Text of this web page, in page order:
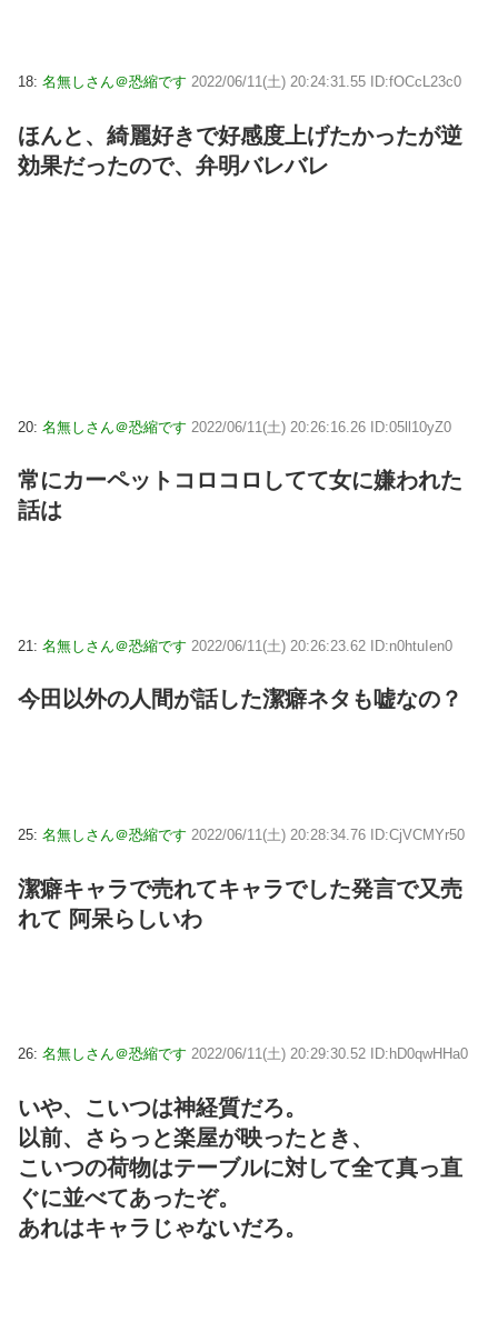
18: 名無しさん＠恐縮です 2022/06/11(土) 20:24:31.55 ID:fOCcL23c0
ほんと、綺麗好きで好感度上げたかったが逆
効果だったので、弁明バレバレ
20: 名無しさん＠恐縮です 2022/06/11(土) 20:26:16.26 ID:05ll10yZ0
常にカーペットコロコロしてて女に嫌われた
話は
21: 名無しさん＠恐縮です 2022/06/11(土) 20:26:23.62 ID:n0htuIen0
今田以外の人間が話した潔癖ネタも嘘なの？
25: 名無しさん＠恐縮です 2022/06/11(土) 20:28:34.76 ID:CjVCMYr50
潔癖キャラで売れてキャラでした発言で又売
れて 阿呆らしいわ
26: 名無しさん＠恐縮です 2022/06/11(土) 20:29:30.52 ID:hD0qwHHa0
いや、こいつは神経質だろ。
以前、さらっと楽屋が映ったとき、
こいつの荷物はテーブルに対して全て真っ直
ぐに並べてあったぞ。
あれはキャラじゃないだろ。